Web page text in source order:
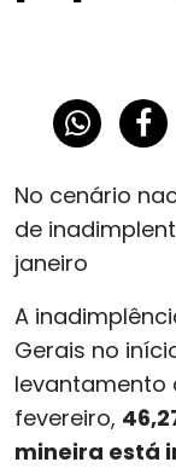
No cenário
de
janeiro
A
Gerais no
levantamento
fevereiro,
mineira está